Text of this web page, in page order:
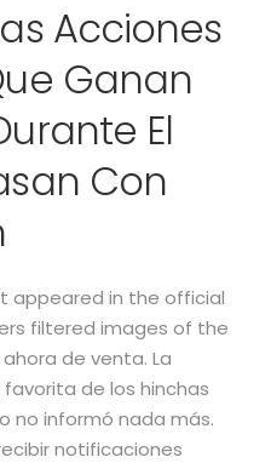
Acciones
Ganan
El
Con
appeared in the official
filtered images of the
de venta. La
de los hinchas
no informó nada más.
notificaciones